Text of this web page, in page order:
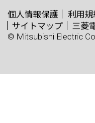
個人情報保護 利用
サイトマップ
三菱
© Mitsubishi Electric